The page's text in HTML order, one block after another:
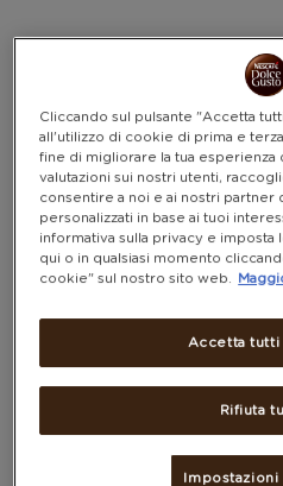
Cliccando sul pulsante "Accetta
all'utilizzo di cookie di prima e
fine di migliorare la tua esperienza
valutazioni sui nostri utenti,
consentire a noi e ai nostri partner
personalizzati in base ai tuoi
informativa sulla privacy e
qui o in qualsiasi momento
cookie" sul nostro sito web.
Rifiuta
Accetta